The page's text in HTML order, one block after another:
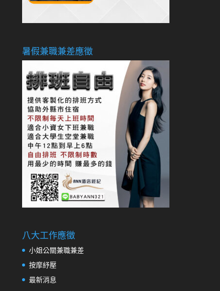
暑假兼職兼差應徵
八大工作應徵
小姐公關兼職兼差
按摩紓壓
最新消息